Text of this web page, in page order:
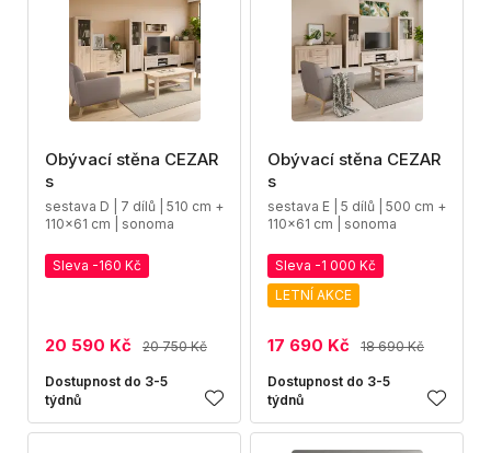
Obývací stěna CEZAR
s
sestava D | 7 dílů | 510 cm +
110x61 cm | sonoma
Sleva -160 Kč
20 590 Kč 20 750 Kč
Dostupnost do 3-5
týdnů
Obývací stěna CEZAR
s
sestava E | 5 dílů | 500 cm +
110x61 cm | sonoma
Sleva -1 000 Kč
LETNÍ AKCE
17 690 Kč 18 690 Kč
Dostupnost do 3-5
týdnů